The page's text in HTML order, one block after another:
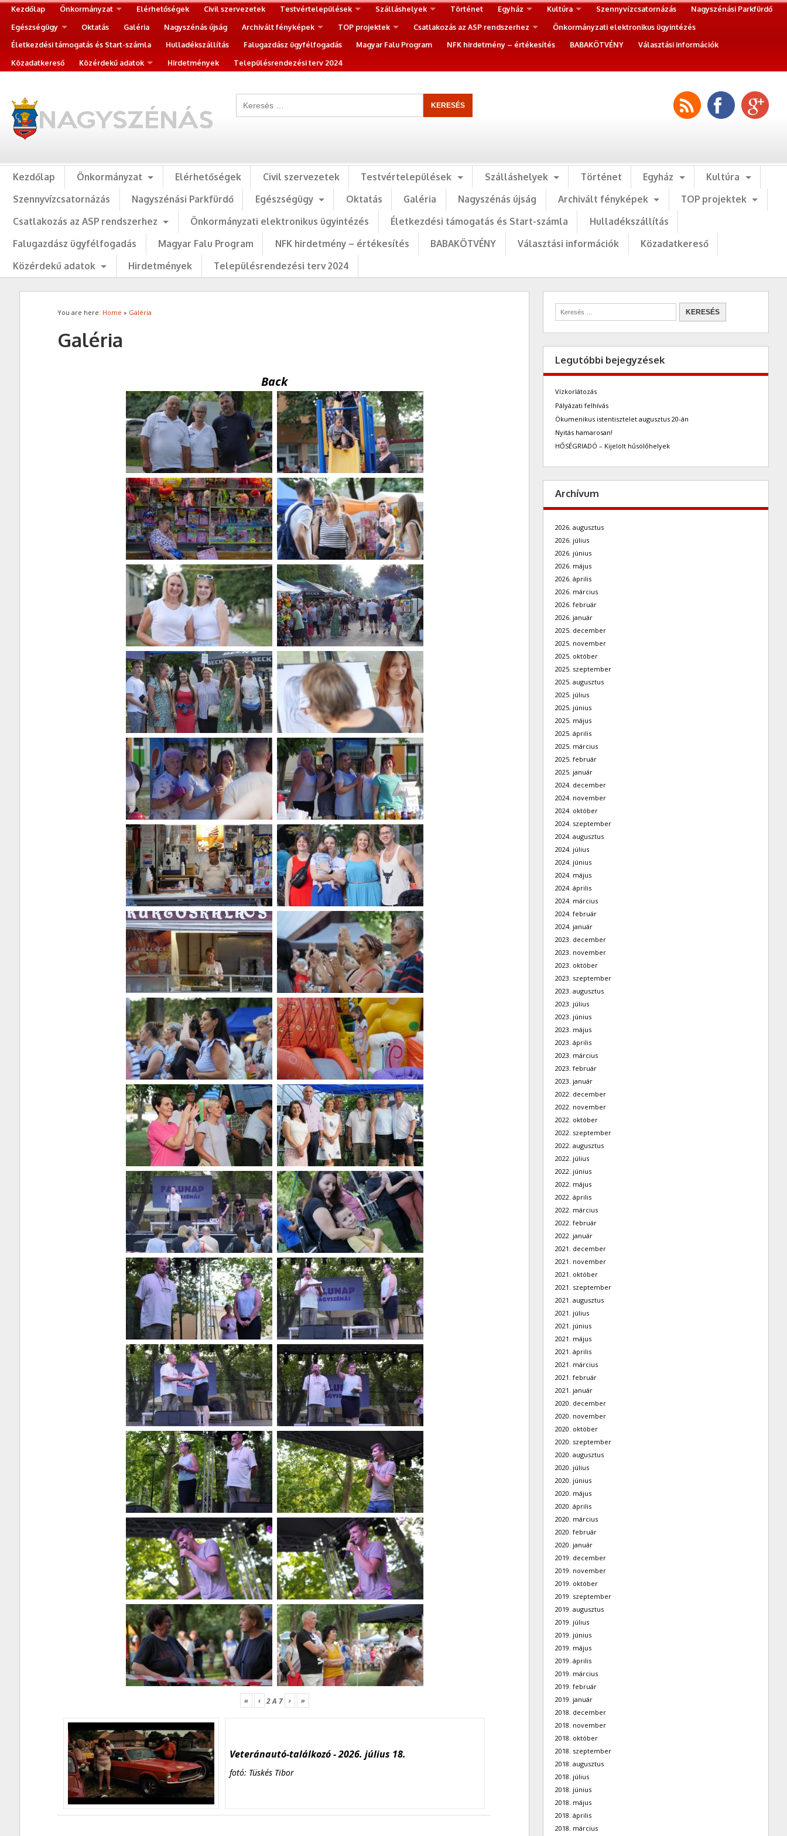
Kezdőlap Önkormányzat Elérhetőségek Civil szervezetek Testvértelepülések Szálláshelyek Történet Egyház Kultúra Szennyvízcsatornázás
Nagyszénási Parkfürdő
Egészségügy
Oktatás Galéria Nagyszénás újság Archivált fényképek TOP projektek Csatlakozás az ASP rendszerhez
Önkormányzati elektronikus ügyintézés
Életkezdési támogatás és Start-számla
Hulladékszállítás Falugazdász ügyfélfogadás Magyar Falu Program NFK hirdetmény – értékesítés BABAKÖTVÉNY
Választási információk
Közadatkereső
Közérdekű adatok Hirdetmények Településrendezési terv 2024
Kezdőlap Önkormányzat Elérhetőségek Civil szervezetek Testvértelepülések Szálláshelyek Történet Egyház
Kultúra
Szennyvízcsatornázás
Nagyszénási Parkfürdő Egészségügy Oktatás Galéria Nagyszénás újság Archivált fényképek
TOP projektek
Csatlakozás az ASP rendszerhez
Önkormányzati elektronikus ügyintézés Életkezdési támogatás és Start-számla
Hulladékszállítás
Falugazdász ügyfélfogadás
Magyar Falu Program NFK hirdetmény – értékesítés BABAKÖTVÉNY Választási információk
Közadatkereső
Közérdekű adatok
Hirdetmények Településrendezési terv 2024
You are here: Home » Galéria
Galéria
Back
« ‹ 2A 7 › »
Veteránautó-találkozó - 2026. július 18.
fotó: Tüskés Tibor
Legutóbbi bejegyzések
Vízkorlátozás
Pályázati felhívás
Ökumenikus istentisztelet augusztus 20-án
Nyitás hamarosan!
HŐSÉGRIADÓ – Kijelölt hűsölőhelyek
Archívum
2026. augusztus
2026. július
2026. június
2026. május
2026. április
2026. március
2026. február
2026. január
2025. december
2025. november
2025. október
2025. szeptember
2025. augusztus
2025. július
2025. június
2025. május
2025. április
2025. március
2025. február
2025. január
2024. december
2024. november
2024. október
2024. szeptember
2024. augusztus
2024. július
2024. június
2024. május
2024. április
2024. március
2024. február
2024. január
2023. december
2023. november
2023. október
2023. szeptember
2023. augusztus
2023. július
2023. június
2023. május
2023. április
2023. március
2023. február
2023. január
2022. december
2022. november
2022. október
2022. szeptember
2022. augusztus
2022. július
2022. június
2022. május
2022. április
2022. március
2022. február
2022. január
2021. december
2021. november
2021. október
2021. szeptember
2021. augusztus
2021. július
2021. június
2021. május
2021. április
2021. március
2021. február
2021. január
2020. december
2020. november
2020. október
2020. szeptember
2020. augusztus
2020. július
2020. június
2020. május
2020. április
2020. március
2020. február
2020. január
2019. december
2019. november
2019. október
2019. szeptember
2019. augusztus
2019. július
2019. június
2019. május
2019. április
2019. március
2019. február
2019. január
2018. december
2018. november
2018. október
2018. szeptember
2018. augusztus
2018. július
2018. június
2018. május
2018. április
2018. március